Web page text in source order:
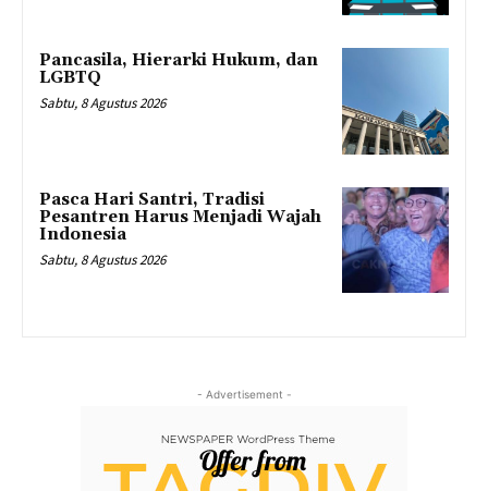
Pancasila, Hierarki Hukum, dan
LGBTQ
Sabtu, 8 Agustus 2026
Pasca Hari Santri, Tradisi
Pesantren Harus Menjadi Wajah
Indonesia
Sabtu, 8 Agustus 2026
- Advertisement -